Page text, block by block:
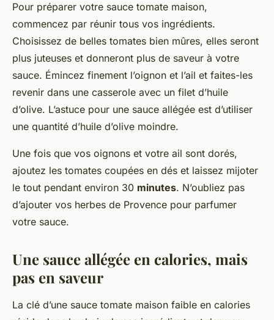
Pour préparer votre sauce tomate maison,
commencez par réunir tous vos ingrédients.
Choisissez de belles tomates bien mûres, elles seront
plus juteuses et donneront plus de saveur à votre
sauce. Émincez finement l’oignon et l’ail et faites-les
revenir dans une casserole avec un filet d’huile
d’olive. L’astuce pour une sauce allégée est d’utiliser
une quantité d’huile d’olive moindre.
Une fois que vos oignons et votre ail sont dorés,
ajoutez les tomates coupées en dés et laissez mijoter
le tout pendant environ 30 minutes. N’oubliez pas
d’ajouter vos herbes de Provence pour parfumer
votre sauce.
Une sauce allégée en calories, mais
pas en saveur
La clé d’une sauce tomate maison faible en calories